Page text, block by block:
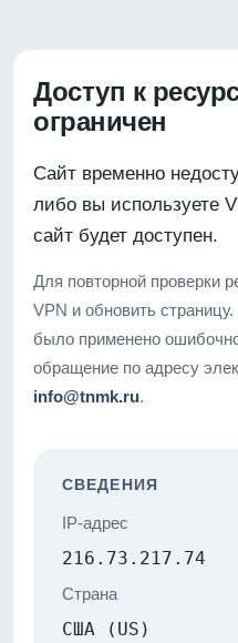
Доступ к
ограничен
Сайт временно
либо вы используете
сайт будет доступен.
Для повторной проверки
VPN и обновить
было применено
обращение по адресу
info@tnmk.ru.
СВЕДЕНИЯ
IP-адрес
216.73.217.74
Страна
США (US)